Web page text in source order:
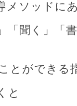
メソッドに
「聞く」「
とができる
と